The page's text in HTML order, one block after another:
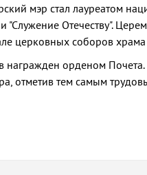
мэр стал лауреатом
"Служение Отечеству".
церковных соборов храма
орденом
отметив тем самым